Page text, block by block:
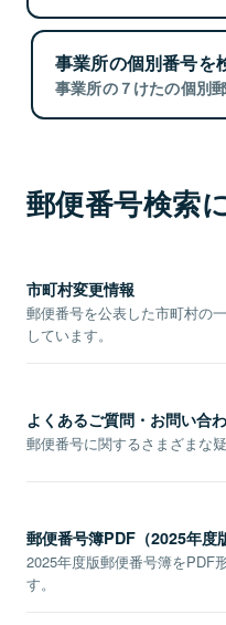
事業所の個別番号を
事業所の７けたの個別
郵便番号検索
市町村変更情報
郵便番号を公表した市町村の
しています。
よくあるご質問・お問い合
郵便番号に関するさまざまな
郵便番号簿PDF（2025年度
2025年度版郵便番号簿をPDF
す。